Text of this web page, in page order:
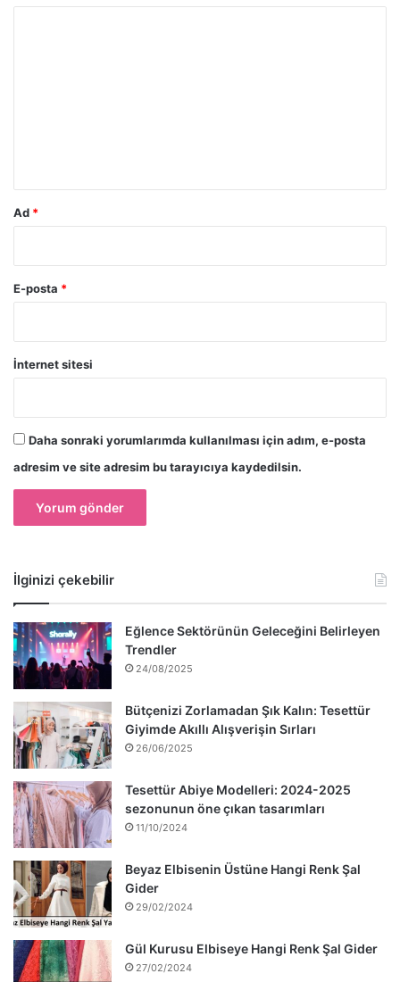
Ad *
E-posta *
İnternet sitesi
Daha sonraki yorumlarımda kullanılması için adım, e-posta
adresim ve site adresim bu tarayıcıya kaydedilsin.
İlginizi çekebilir
Eğlence Sektörünün Geleceğini Belirleyen
Trendler
24/08/2025
Bütçenizi Zorlamadan Şık Kalın: Tesettür
Giyimde Akıllı Alışverişin Sırları
26/06/2025
Tesettür Abiye Modelleri: 2024-2025
sezonunun öne çıkan tasarımları
11/10/2024
Beyaz Elbisenin Üstüne Hangi Renk Şal
Gider
29/02/2024
Gül Kurusu Elbiseye Hangi Renk Şal Gider
27/02/2024